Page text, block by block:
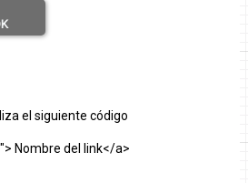
el siguiente código
Nombre del link</a>